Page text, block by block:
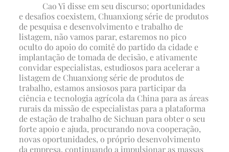
Cao Yi disse em seu discurso; oportunidades
e desafios coexistem, Chuanxiong série de produtos
de pesquisa e desenvolvimento e trabalho de
listagem, não vamos parar, estaremos no pico
oculto do apoio do comitê do partido da cidade e
implantação de tomada de decisão, e ativamente
convidar especialistas, estudiosos para acelerar a
listagem de Chuanxiong série de produtos de
trabalho, estamos ansiosos para participar da
ciência e tecnologia agrícola da China para as áreas
rurais da missão de especialistas para a plataforma
de estação de trabalho de Sichuan para obter o seu
forte apoio e ajuda, procurando nova cooperação,
novas oportunidades, o próprio desenvolvimento
da empresa, continuando a impulsionar as massas